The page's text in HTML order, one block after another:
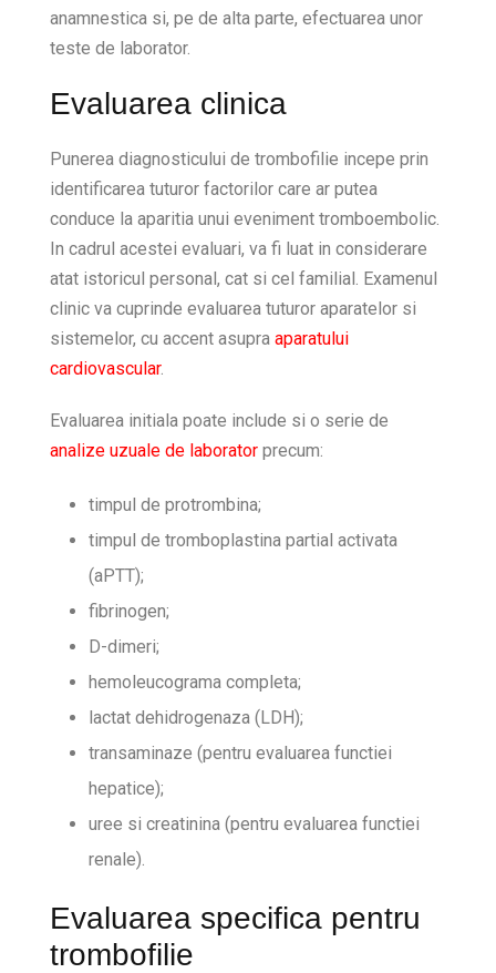
anamnestica si, pe de alta parte, efectuarea unor
teste de laborator.
Evaluarea clinica
Punerea diagnosticului de trombofilie incepe prin
identificarea tuturor factorilor care ar putea
conduce la aparitia unui eveniment tromboembolic.
In cadrul acestei evaluari, va fi luat in considerare
atat istoricul personal, cat si cel familial. Examenul
clinic va cuprinde evaluarea tuturor aparatelor si
sistemelor, cu accent asupra aparatului
cardiovascular.
Evaluarea initiala poate include si o serie de
analize uzuale de laborator precum:
timpul de protrombina;
timpul de tromboplastina partial activata
(aPTT);
fibrinogen;
D-dimeri;
hemoleucograma completa;
lactat dehidrogenaza (LDH);
transaminaze (pentru evaluarea functiei
hepatice);
uree si creatinina (pentru evaluarea functiei
renale).
Evaluarea specifica pentru
trombofilie